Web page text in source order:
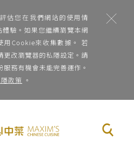
估您在我們網站的使用情
驗。如果您繼續瀏覽本網
用Cookie來收集數據。 若
改瀏覽器的私隱設定。請
務有機會未能完善運作。
政策 。